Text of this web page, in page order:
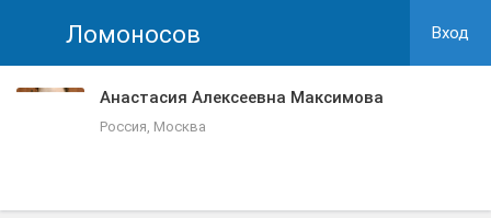
Ломоносов Вход
Анастасия Алексеевна Максимова
Россия, Москва